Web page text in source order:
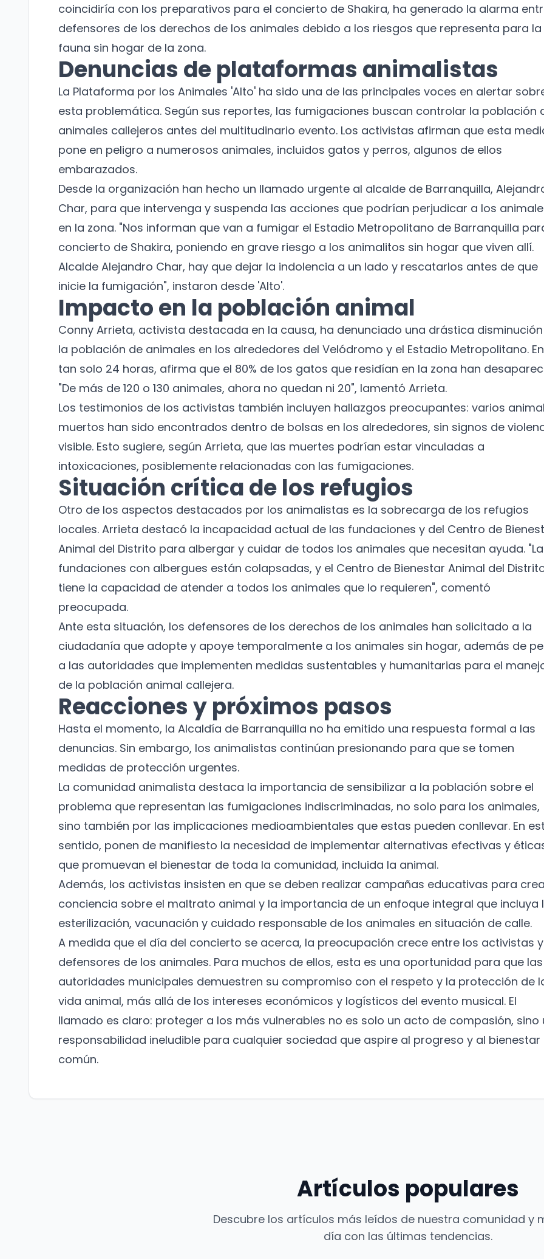
coincidiría con los preparativos para el concierto de Shakira, ha generado la alarma
defensores de los derechos de los animales debido a los riesgos que representa para la
fauna sin hogar de la zona.
Denuncias de plataformas animalistas
La Plataforma por los Animales 'Alto' ha sido una de las principales voces en alertar
esta problemática. Según sus reportes, las fumigaciones buscan controlar la población
animales callejeros antes del multitudinario evento. Los activistas afirman que esta
pone en peligro a numerosos animales, incluidos gatos y perros, algunos de ellos
embarazados.
Desde la organización han hecho un llamado urgente al alcalde de Barranquilla,
Char, para que intervenga y suspenda las acciones que podrían perjudicar a los
en la zona. "Nos informan que van a fumigar el Estadio Metropolitano de Barranquilla
concierto de Shakira, poniendo en grave riesgo a los animalitos sin hogar que viven allí.
Alcalde Alejandro Char, hay que dejar la indolencia a un lado y rescatarlos antes de que
inicie la fumigación", instaron desde 'Alto'.
Impacto en la población animal
Conny Arrieta, activista destacada en la causa, ha denunciado una drástica
la población de animales en los alrededores del Velódromo y el Estadio Metropolitano. En
tan solo 24 horas, afirma que el 80% de los gatos que residían en la zona han
"De más de 120 o 130 animales, ahora no quedan ni 20", lamentó Arrieta.
Los testimonios de los activistas también incluyen hallazgos preocupantes: varios
muertos han sido encontrados dentro de bolsas en los alrededores, sin signos de
visible. Esto sugiere, según Arrieta, que las muertes podrían estar vinculadas a
intoxicaciones, posiblemente relacionadas con las fumigaciones.
Situación crítica de los refugios
Otro de los aspectos destacados por los animalistas es la sobrecarga de los refugios
locales. Arrieta destacó la incapacidad actual de las fundaciones y del Centro de
Animal del Distrito para albergar y cuidar de todos los animales que necesitan ayuda.
fundaciones con albergues están colapsadas, y el Centro de Bienestar Animal del
tiene la capacidad de atender a todos los animales que lo requieren", comentó
preocupada.
Ante esta situación, los defensores de los derechos de los animales han solicitado a la
ciudadanía que adopte y apoye temporalmente a los animales sin hogar, además de
a las autoridades que implementen medidas sustentables y humanitarias para el
de la población animal callejera.
Reacciones y próximos pasos
Hasta el momento, la Alcaldía de Barranquilla no ha emitido una respuesta formal a las
denuncias. Sin embargo, los animalistas continúan presionando para que se tomen
medidas de protección urgentes.
La comunidad animalista destaca la importancia de sensibilizar a la población sobre el
problema que representan las fumigaciones indiscriminadas, no solo para los animales,
sino también por las implicaciones medioambientales que estas pueden conllevar. En
sentido, ponen de manifiesto la necesidad de implementar alternativas efectivas y
que promuevan el bienestar de toda la comunidad, incluida la animal.
Además, los activistas insisten en que se deben realizar campañas educativas para
conciencia sobre el maltrato animal y la importancia de un enfoque integral que incluya
esterilización, vacunación y cuidado responsable de los animales en situación de calle.
A medida que el día del concierto se acerca, la preocupación crece entre los activistas y
defensores de los animales. Para muchos de ellos, esta es una oportunidad para que las
autoridades municipales demuestren su compromiso con el respeto y la protección de
vida animal, más allá de los intereses económicos y logísticos del evento musical. El
llamado es claro: proteger a los más vulnerables no es solo un acto de compasión, sino
responsabilidad ineludible para cualquier sociedad que aspire al progreso y al bienestar
común.
Artículos populares
Descubre los artículos más leídos de nuestra comunidad y
día con las últimas tendencias.
¡No te pierdas nuestras
novedades!
Suscríbete a nuestro boletín para recibir
noticias y actualizaciones.
No te preocupes, no enviamos spam.